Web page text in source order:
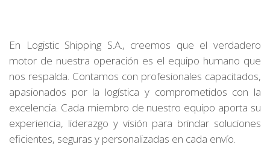
En Logistic Shipping S.A., creemos que el verdadero
motor de nuestra operación es el equipo humano que
nos respalda. Contamos con profesionales capacitados,
apasionados por la logística y comprometidos con la
excelencia. Cada miembro de nuestro equipo aporta su
experiencia, liderazgo y visión para brindar soluciones
eficientes, seguras y personalizadas en cada envío.